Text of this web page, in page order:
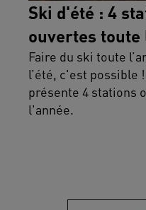
Ski d'été : 4
ouvertes toute
Faire du ski toute
l’été, c'est possible
présente 4 stations
l'année.